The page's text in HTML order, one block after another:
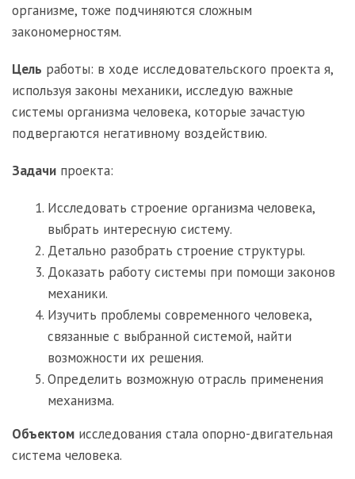
организме, тоже подчиняются сложным
закономерностям.
Цель работы: в ходе исследовательского проекта я,
используя законы механики, исследую важные
системы организма человека, которые зачастую
подвергаются негативному воздействию.
Задачи проекта:
Исследовать строение организма человека,
выбрать интересную систему.
Детально разобрать строение структуры.
Доказать работу системы при помощи законов
механики.
Изучить проблемы современного человека,
связанные с выбранной системой, найти
возможности их решения.
Определить возможную отрасль применения
механизма.
Объектом исследования стала опорно-двигательная
система человека.